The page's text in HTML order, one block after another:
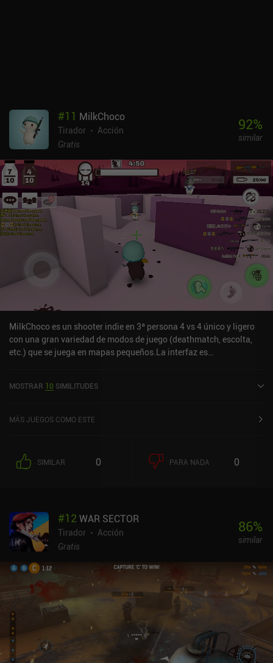
#11 MilkChoco
Tirador
Acción
Gratis
92%
similar
MilkChoco es un shooter indie en 3ª persona 4 vs 4 único y ligero
con una gran variedad de modos de juego (deathmatch, escolta,
etc.) que se juega en mapas pequeños.La interfaz es
moneda del juego. Sinceramente, es uno de los shooters casuales
MOSTRAR 10 SIMILITUDES
MÁS JUEGOS COMO ESTE
SIMILAR 0 PARA NADA 0
#12 WAR SECTOR
Tirador
Acción
Gratis
86%
similar